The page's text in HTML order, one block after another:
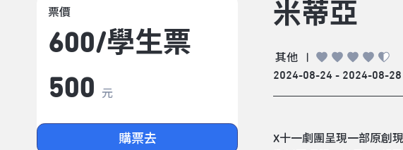
票價
600/​學生票
500
元
購票去
米蒂亞
其他
2024-08-24 - 2024-08-28
X十一劇團呈現一部原創